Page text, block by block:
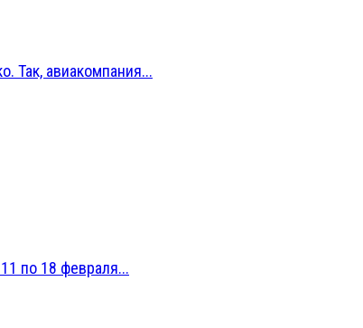
Так, авиакомпания...
по 18 февраля...